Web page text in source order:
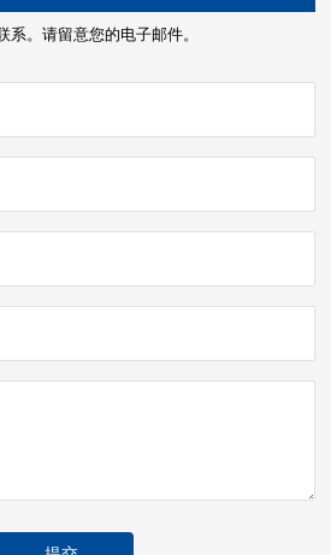
。请留意您的电子邮件。